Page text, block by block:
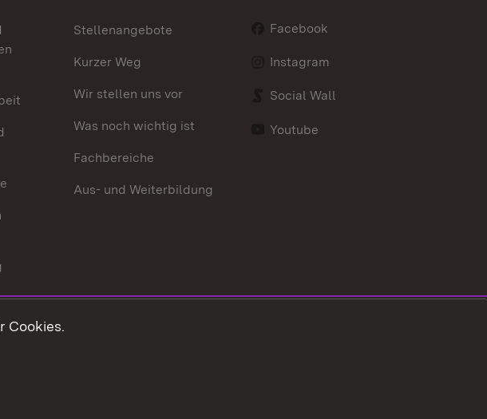
Stellenangebote
Kurzer Weg
Wir stellen uns vor
Was noch wichtig ist
Fachbereiche
Aus- und Weiterbildung
Facebook
Instagram
Social Wall
Youtube
Cookies.